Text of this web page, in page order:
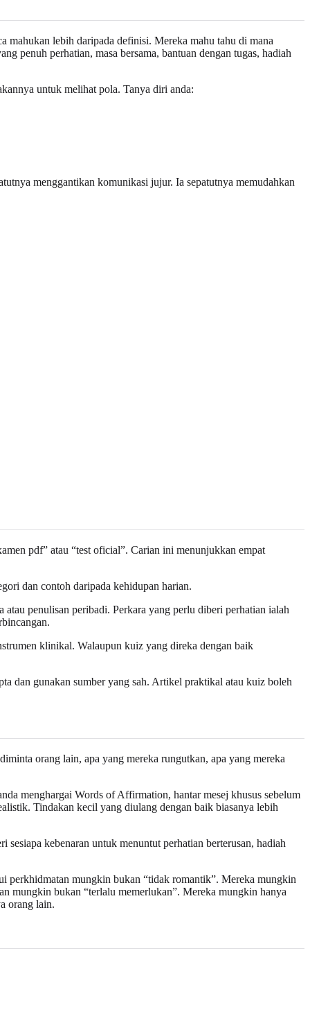
mahukan lebih daripada definisi. Mereka mahu tahu di mana
penuh perhatian, masa bersama, bantuan dengan tugas, hadiah
untuk melihat pola. Tanya diri anda:
menggantikan komunikasi jujur. Ia sepatutnya memudahkan
pdf” atau “test oficial”. Carian ini menunjukkan empat
dan contoh daripada kehidupan harian.
penulisan peribadi. Perkara yang perlu diberi perhatian ialah
klinikal. Walaupun kuiz yang direka dengan baik
dan gunakan sumber yang sah. Artikel praktikal atau kuiz boleh
orang lain, apa yang mereka rungutkan, apa yang mereka
menghargai Words of Affirmation, hantar mesej khusus sebelum
Tindakan kecil yang diulang dengan baik biasanya lebih
sesiapa kebenaran untuk menuntut perhatian berterusan, hadiah
perkhidmatan mungkin bukan “tidak romantik”. Mereka mungkin
mungkin bukan “terlalu memerlukan”. Mereka mungkin hanya
orang lain.